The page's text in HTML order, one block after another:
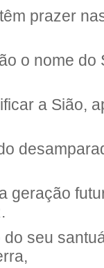
prazer
o nome do
a Sião,
geração
seu